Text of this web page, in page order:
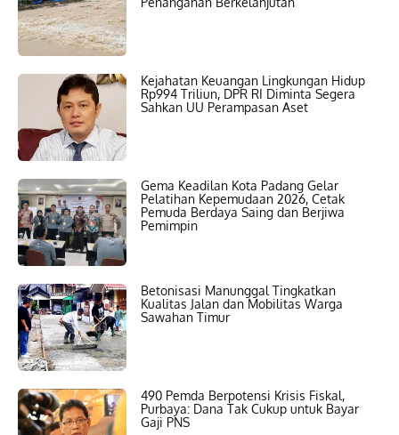
Kejahatan Keuangan Lingkungan Hidup
Rp994 Triliun, DPR RI Diminta Segera
Sahkan UU Perampasan Aset
Gema Keadilan Kota Padang Gelar
Pelatihan Kepemudaan 2026, Cetak
Pemuda Berdaya Saing dan Berjiwa
Pemimpin
Betonisasi Manunggal Tingkatkan
Kualitas Jalan dan Mobilitas Warga
Sawahan Timur
490 Pemda Berpotensi Krisis Fiskal,
Purbaya: Dana Tak Cukup untuk Bayar
Gaji PNS